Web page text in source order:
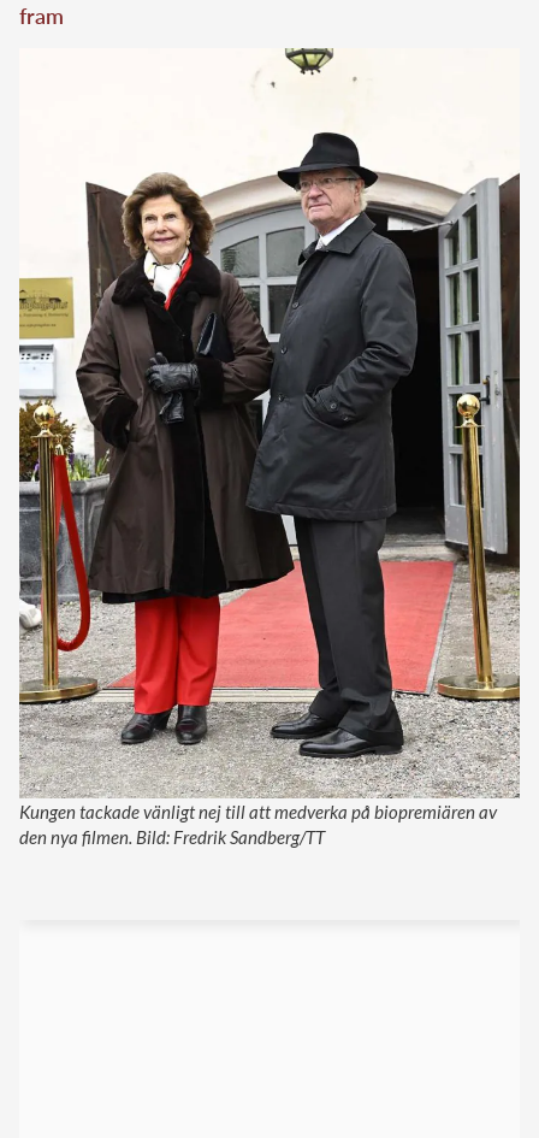
fram
Kungen tackade vänligt nej till att medverka på biopremiären av
den nya filmen. Bild: Fredrik Sandberg/TT